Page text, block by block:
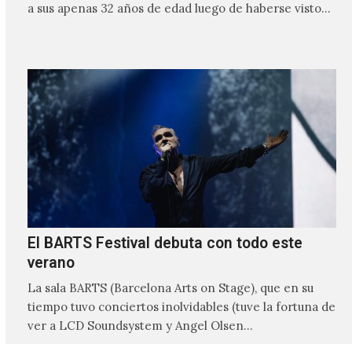
a sus apenas 32 años de edad luego de haberse visto
El BARTS Festival debuta con todo este
verano
La sala BARTS (Barcelona Arts on Stage), que en su
tiempo tuvo conciertos inolvidables (tuve la fortuna de
ver a LCD Soundsystem y Angel Olsen…